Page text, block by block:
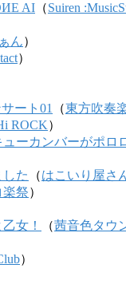
AI （Suiren
ん）
）
ート01
（東方吹奏
ROCK）
ューカンバーがポロ
た
（はこいり屋さ
楽祭）
女！
（茜音色タウ
）